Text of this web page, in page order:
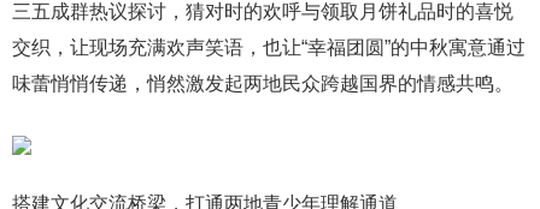
三五成群热议探讨，猜对时的欢呼与领取月饼礼品时的喜悦
交织，让现场充满欢声笑语，也让“幸福团圆”的中秋寓意通过
味蕾悄悄传递，悄然激发起两地民众跨越国界的情感共鸣。
搭建文化交流桥梁，打通两地青少年理解通道